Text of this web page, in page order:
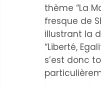
thème “La
fresque de
illustrant la
“Liberté,
s’est donc